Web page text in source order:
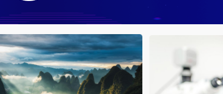
以专业财经信息为核心内容，以生活服务和消费时尚为辅助
内容，1987年2月1日正式开播，现已实现全天24小时播
出。
以专业财经信息为核心内容，以生活服务和消费时尚为辅助
内容，1987年2月1日正式开播，现已实现全天24小时播
出。
联系地址：中国北京复兴路11号 中央电视台财经频道
邮编：100859